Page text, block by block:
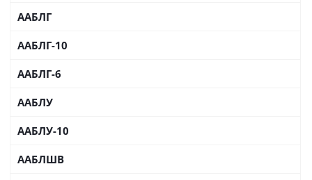
ААБЛГ
ААБЛГ-10
ААБЛГ-6
ААБЛУ
ААБЛУ-10
ААБЛШВ